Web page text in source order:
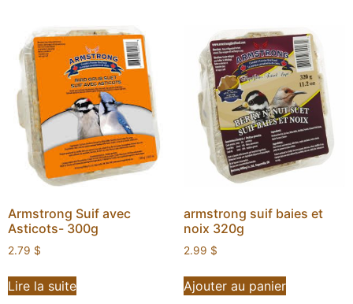
Armstrong Suif avec
Asticots- 300g
2.79 $
Lire la suite
armstrong suif baies et
noix 320g
2.99 $
Ajouter au panier